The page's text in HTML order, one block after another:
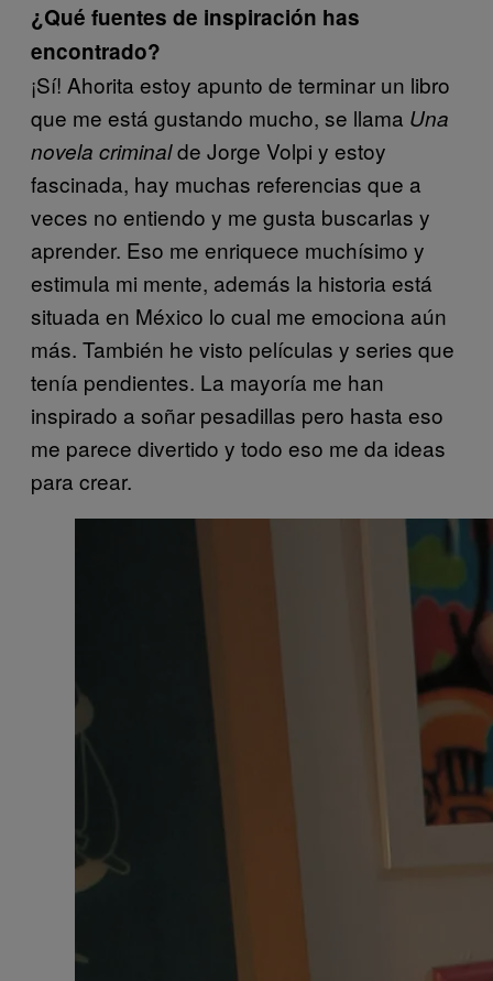
¿Qué fuentes de inspiración has
encontrado?
¡Sí! Ahorita estoy apunto de terminar un libro
que me está gustando mucho, se llama Una
novela criminalde Jorge Volpi y estoy
fascinada, hay muchas referencias que a
veces no entiendo y me gusta buscarlas y
aprender. Eso me enriquece muchísimo y
estimula mi mente, además la historia está
situada en México lo cual me emociona aún
más. También he visto películas y series que
tenía pendientes. La mayoría me han
inspirado a soñar pesadillas pero hasta eso
me parece divertido y todo eso me da ideas
para crear.